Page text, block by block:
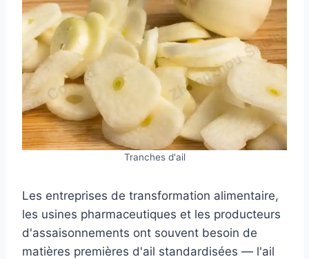
Tranches d'ail
Les entreprises de transformation alimentaire,
les usines pharmaceutiques et les producteurs
d'assaisonnements ont souvent besoin de
matières premières d'ail standardisées — l'ail